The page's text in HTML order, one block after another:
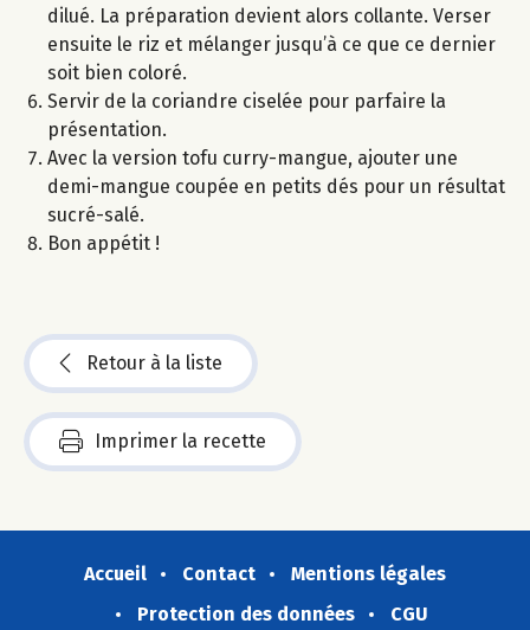
dilué. La préparation devient alors collante. Verser
ensuite le riz et mélanger jusqu’à ce que ce dernier
soit bien coloré.
Servir de la coriandre ciselée pour parfaire la
présentation.
Avec la version tofu curry-mangue, ajouter une
demi-mangue coupée en petits dés pour un résultat
sucré-salé.
Bon appétit !
Retour à la liste
Imprimer la recette
Accueil Contact
Mentions légales
Protection des données
CGU